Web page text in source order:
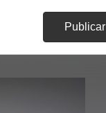
Publicar